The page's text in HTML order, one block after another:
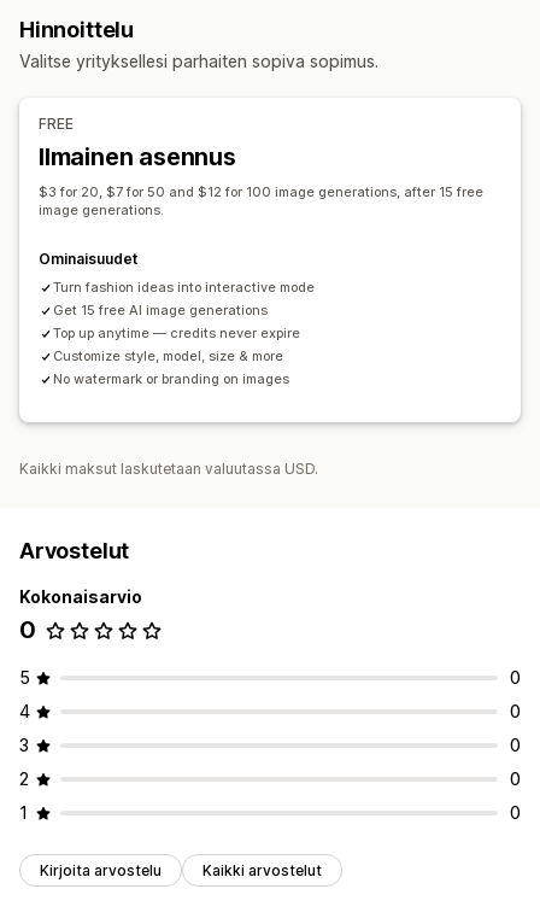
Hinnoittelu
Valitse yrityksellesi parhaiten sopiva sopimus.
FREE
Ilmainen asennus
$3 for 20, $7 for 50 and $12 for 100 image generations, after 15 free
image generations.
Ominaisuudet
Turn fashion ideas into interactive mode
Get 15 free AI image generations
Top up anytime — credits never expire
Customize style, model, size & more
No watermark or branding on images
Kaikki maksut laskutetaan valuutassa USD.
Arvostelut
Kokonaisarvio
0
5
0
4
0
3
0
2
0
1
0
Kirjoita arvostelu Kaikki arvostelut